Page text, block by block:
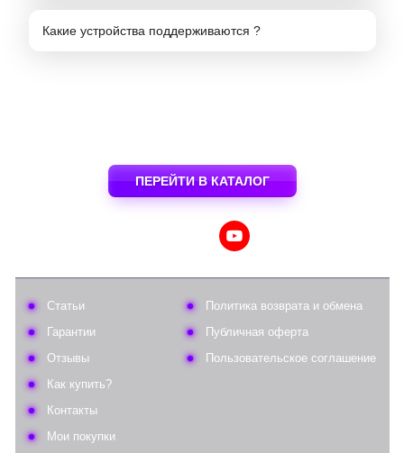
Какие устройства поддерживаются ?
ПЕРЕЙТИ В КАТАЛОГ
Статьи
Гарантии
Отзывы
Как купить?
Контакты
Мои покупки
Политика возврата и обмена
Публичная оферта
Пользовательское соглашение